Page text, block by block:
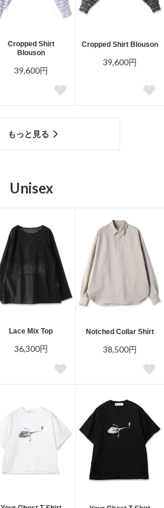
Cropped Shirt
Blouson
39,600円
Cropped Shirt Blouson
39,600円
もっと見る
Unisex
Lace Mix Top
36,300円
Notched Collar Shirt
38,500円